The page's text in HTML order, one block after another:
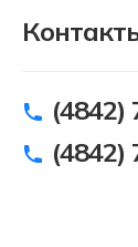
(4842)
(4842)